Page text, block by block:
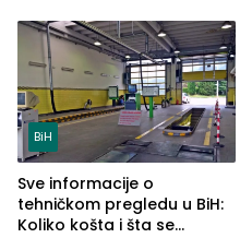
BiH
Sve informacije o
tehničkom pregledu u BiH:
Koliko košta i šta se